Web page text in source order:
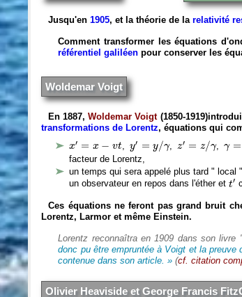
Jusqu'en1905, et la théorie de larelativité
Comment transformer les équations
référentiel galiléen pour conserver les
Woldemar Voigt
En 1887,Woldemar Voigt(1850-1919)
transformations de Lorentz, équations qui
x′ = x − vt
′= , y′ = y/γ
′= ,z′ = z/γ
′ , γ =
facteur de Lorentz,
un temps qui sera appelé plus tard " local
un observateur en repos dans l'éther ett′
t′
Ces équations ne feront pas grand bruit
Lorentz, Larmor et même Einstein.
Lorentz reconnaîtra en 1909 dans son livre
donc pu être empruntée à Voigt et la preuve
contenue dans son article. » (cf. citation
Olivier Heaviside et George Francis